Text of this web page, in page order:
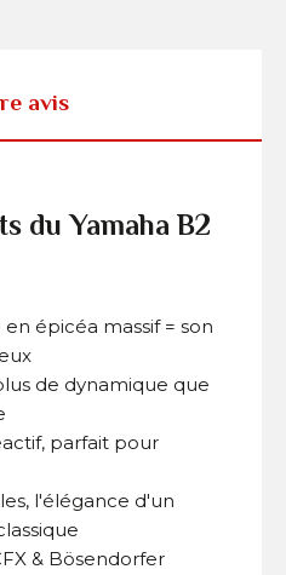
avis
du Yamaha B2
en épicéa massif = son
de dynamique que
parfait pour
l'élégance d'un
& Bösendorfer